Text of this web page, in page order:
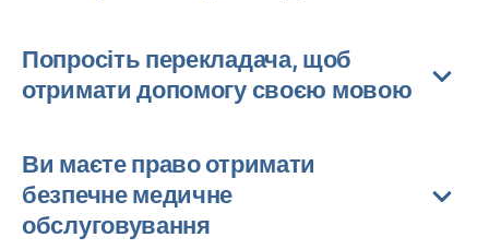
Попросіть перекладача, щоб
отримати допомогу своєю мовою
Ви маєте право отримати
безпечне медичне
обслуговування